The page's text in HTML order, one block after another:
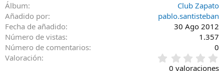
Álbum
Club Zapato
Añadido por
pablo.santisteban
Fecha de añadido
30 Ago 2012
Número de vistas
1.357
Número de comentarios
0
Valoración
,
0 valoraciones